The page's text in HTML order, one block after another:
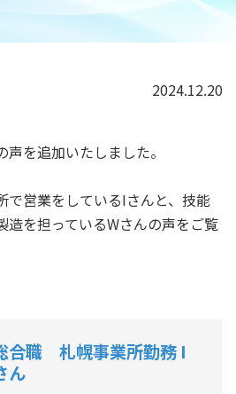
2024.12.20
を追加いたしました。
で営業をしているIさんと、技能
造を担っているWさんの声をご覧
合職 札幌事業所勤務 I
ん